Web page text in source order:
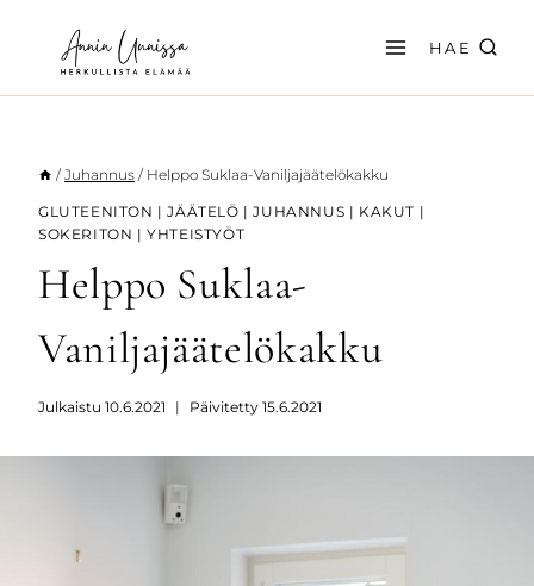
sisältöön
HAE
/ Juhannus / Helppo Suklaa-Vaniljajäätelökakku
GLUTEENITON |JÄÄTELÖ |JUHANNUS | KAKUT |
SOKERITON |YHTEISTYÖT
Helppo Suklaa-
Vaniljajäätelökakku
Julkaistu 10.6.2021 Päivitetty 15.6.2021